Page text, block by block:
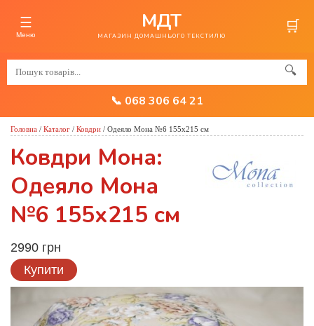
☰
Меню
МДТ
МАГАЗИН ДОМАШНЬОГО ТЕКСТИЛЮ 🛒
🔍
📞 068 306 64 21
Головна / Каталог / Ковдри / Одеяло Мона №6 155х215 см
Ковдри Мона:
Одеяло Мона
№6 155х215 см
2990 грн
Купити